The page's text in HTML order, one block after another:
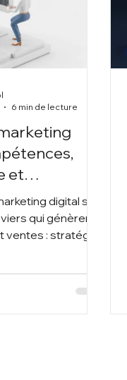
et
digital sert
qui génèrent
ventes : stratégie,
6 min de lecture